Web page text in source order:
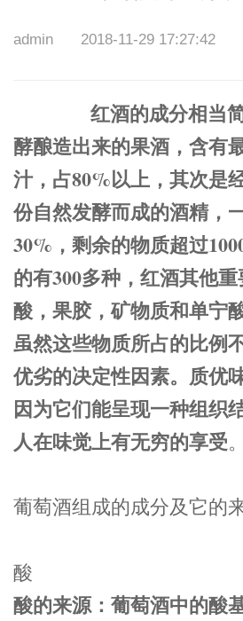
admin 2018-11-29 17:27:42
红酒的成分相当
酵酿造出来的果酒 ，含有
汁，占80%以上，其次是
份自然发酵而成的酒精，
30% ，剩余的物质超过
的有300多种，红酒其他
酸 ，果胶，矿物质和单宁
虽然这些物质所占的比例
优劣的决定性因素。质优
因为它们能呈现一种组织
人在味觉上有无穷的享受。
葡萄酒组成的成分及它的
酸
酸的来源：葡萄酒中的酸